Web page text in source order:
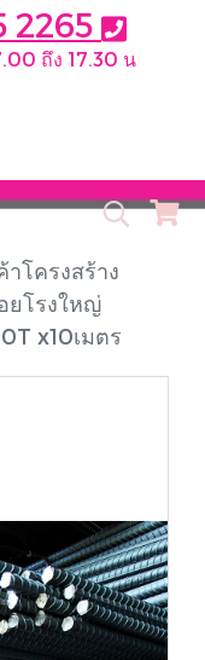
2265
ถึง 17.30 น
าโครงสร้าง
ยโรงใหญ่
x10เมตร